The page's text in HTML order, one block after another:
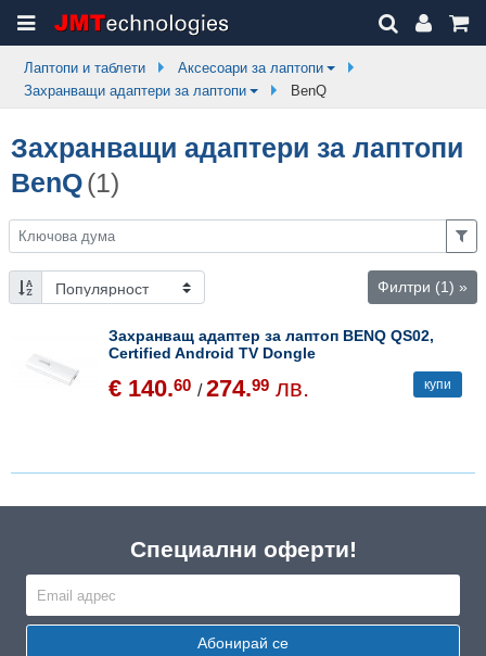
Лаптопи и таблети
Аксесоари за лаптопи
Захранващи адаптери за лаптопи
BenQ
Захранващи адаптери за лаптопи
BenQ(1)
Филтри (1) »
Захранващ адаптер за лаптоп BENQ QS02,
Certified Android TV Dongle
€ 140.60 /274.99 лв. купи
Специални оферти!
Абонирай се